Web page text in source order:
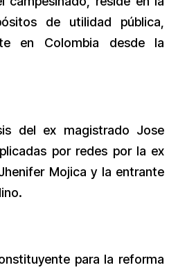
de utilidad pública,
en Colombia desde la
del ex magistrado Jose
por redes por la ex
Mojica y la entrante
para la reforma